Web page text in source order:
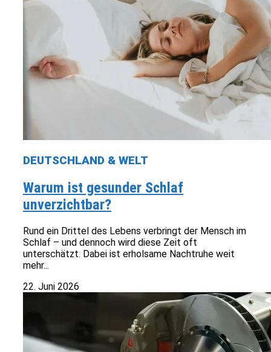
DEUTSCHLAND & WELT
Warum ist gesunder Schlaf
unverzichtbar?
Rund ein Drittel des Lebens verbringt der Mensch im
Schlaf – und dennoch wird diese Zeit oft
unterschätzt. Dabei ist erholsame Nachtruhe weit
mehr...
22. Juni 2026